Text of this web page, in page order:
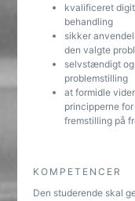
kvalificeret
behandling
sikker
den valgte
selvstændigt
problemstilling
at formidle
principperne
fremstilling på
KOMPETENCER
Den studerende skal